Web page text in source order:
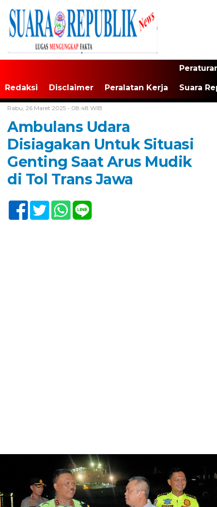
Redaksi Disclaimer Peralatan Kerja Suara
Rabu, 26 Maret 2025 - 08:48 WIB
Ambulans Udara
Disiagakan Untuk Situasi
Genting Saat Arus Mudik
di Tol Trans Jawa